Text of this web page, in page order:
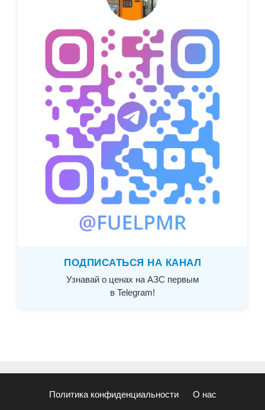
ПОДПИСАТЬСЯ НА КАНАЛ
Узнавай о ценах на АЗС первым
в Telegram!
Политика конфиденциальности О нас